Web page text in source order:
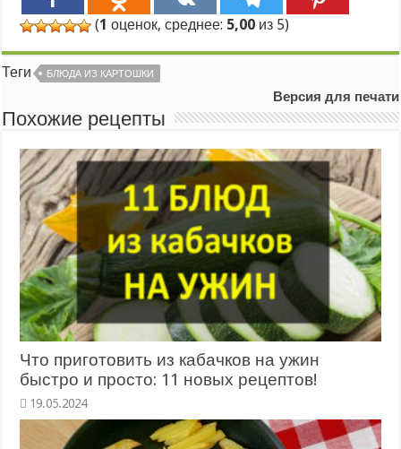
(1 оценок, среднее: 5,00 из 5)
Теги БЛЮДА ИЗ КАРТОШКИ
Версия для печати
Похожие рецепты
Что приготовить из кабачков на ужин
быстро и просто: 11 новых рецептов!